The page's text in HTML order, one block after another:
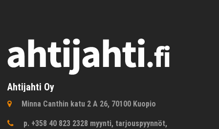
Ahtijahti Oy
Minna Canthin katu 2 A 26, 70100 Kuopio
p. +358 40 823 2328 myynti, tarjouspyynnöt,